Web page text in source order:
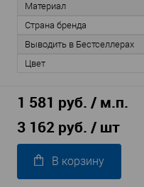
Материал
Страна бренда
Выводить в Бестселлерах
Цвет
1 581 руб. / м.п.
3 162 руб. / шт
В корзину